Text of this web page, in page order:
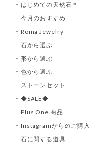
はじめての天然石＊
今月のおすすめ
Roma Jewelry
石から選ぶ
形から選ぶ
色から選ぶ
ストーンセット
◆SALE◆
Plus One 商品
Instagramからのご購入
石に関する道具